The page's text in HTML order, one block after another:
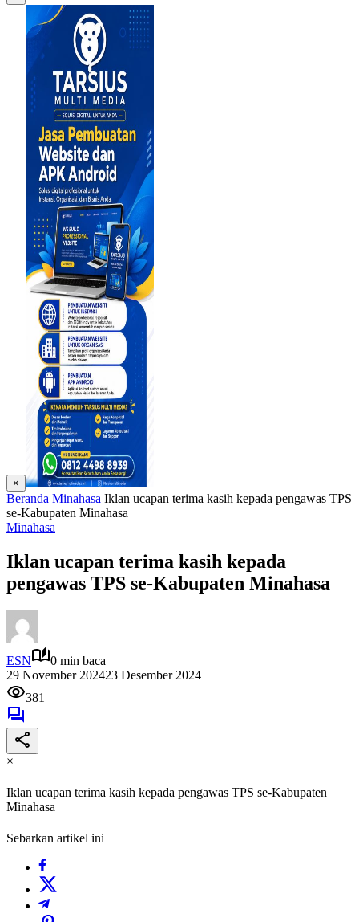
×
Beranda Minahasa Iklan ucapan terima kasih kepada pengawas TPS
se-Kabupaten Minahasa
Minahasa
Iklan ucapan terima kasih kepada
pengawas TPS se-Kabupaten Minahasa
ESN
0 min baca
29 November 202423 Desember 2024
381
×
Iklan ucapan terima kasih kepada pengawas TPS se-Kabupaten
Minahasa
Sebarkan artikel ini